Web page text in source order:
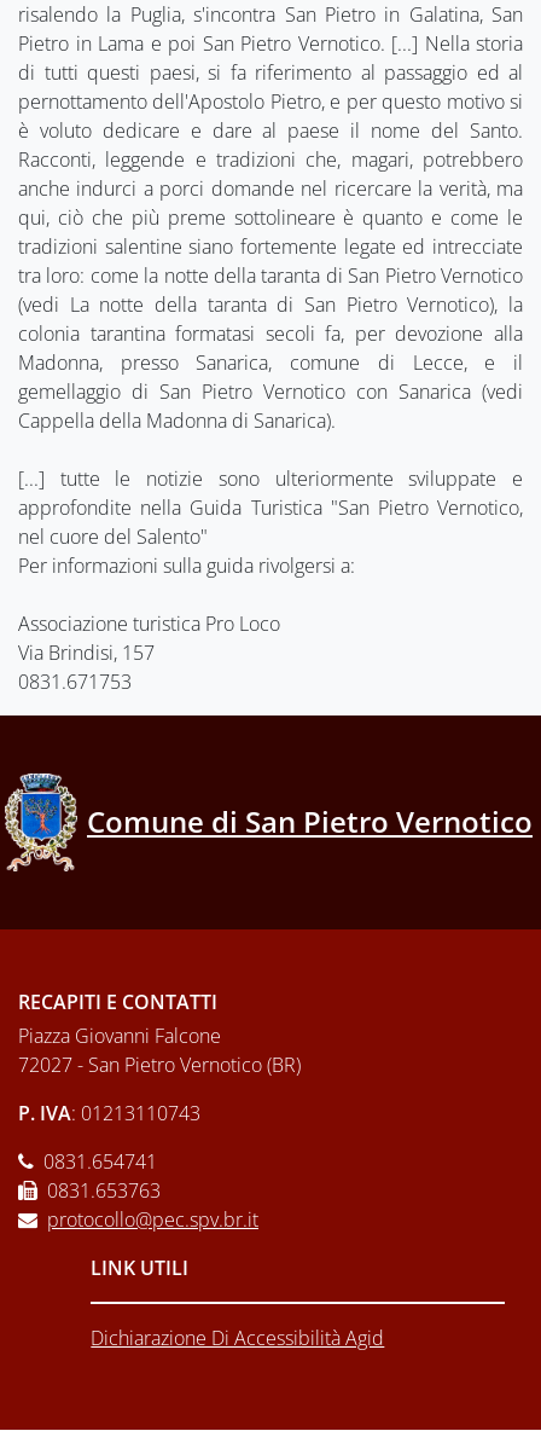
risalendo la Puglia, s'incontra San Pietro in Galatina, San
Pietro in Lama e poi San Pietro Vernotico. [...] Nella storia
di tutti questi paesi, si fa riferimento al passaggio ed al
pernottamento dell'Apostolo Pietro, e per questo motivo si
è voluto dedicare e dare al paese il nome del Santo.
Racconti, leggende e tradizioni che, magari, potrebbero
anche indurci a porci domande nel ricercare la verità, ma
qui, ciò che più preme sottolineare è quanto e come le
tradizioni salentine siano fortemente legate ed intrecciate
tra loro: come la notte della taranta di San Pietro Vernotico
(vedi La notte della taranta di San Pietro Vernotico), la
colonia tarantina formatasi secoli fa, per devozione alla
Madonna, presso Sanarica, comune di Lecce, e il
gemellaggio di San Pietro Vernotico con Sanarica (vedi
Cappella della Madonna di Sanarica).
[...] tutte le notizie sono ulteriormente sviluppate e
approfondite nella Guida Turistica "San Pietro Vernotico,
nel cuore del Salento"
Per informazioni sulla guida rivolgersi a:
Associazione turistica Pro Loco
Via Brindisi, 157
0831.671753
Comune di San Pietro Vernotico
RECAPITI E CONTATTI
Piazza Giovanni Falcone
72027 - San Pietro Vernotico (BR)
P. IVA: 01213110743
0831.654741
0831.653763
protocollo@pec.spv.br.it
LINK UTILI
Dichiarazione Di Accessibilità Agid